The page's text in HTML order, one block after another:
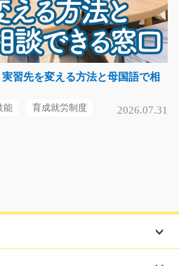
、倉庫内作業となります。梱
気になる
円
習先を変える方法と母国語で相
能 育成就労制度 2026.07.31